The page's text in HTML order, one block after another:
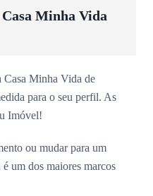
Minha Vida
Casa Minha Vida de
para o seu perfil. As
Imóvel!
ou mudar para um
é um dos maiores marcos